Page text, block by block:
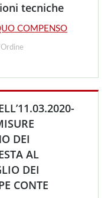
tecniche
COMPENSO
DEI
AL
DEI
CONTE